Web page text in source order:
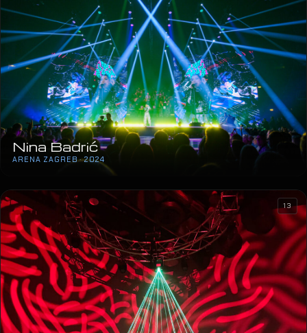
Nina Badrić
ARENA ZAGREB · 2024
13